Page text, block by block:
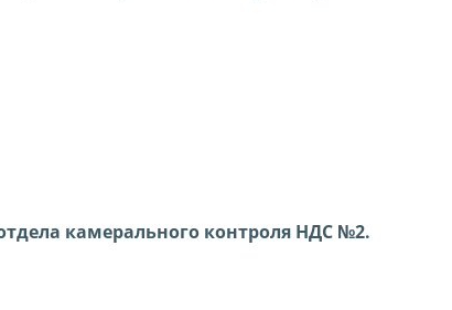
камерального контроля НДС №2.